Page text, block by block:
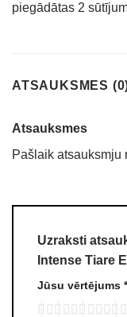
piegādātas 2
ATSAUKSMES
Atsauksmes
Pašlaik atsauksmju
Uzraksti
Intense Tiare
Jūsu vērtējums *